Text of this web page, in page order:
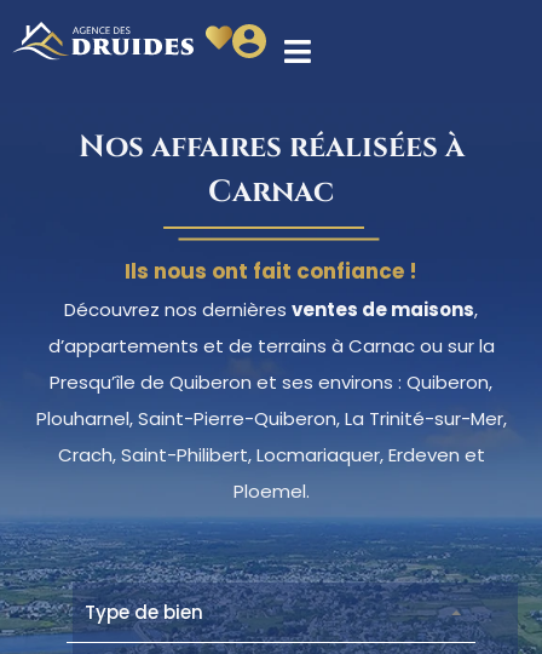
Nos affaires réalisées à
Carnac
Ils nous ont fait confiance !
Découvrez nos dernières ventes de maisons,
d’appartements et de terrains à Carnac ou sur la
Presqu’île de Quiberon et ses environs : Quiberon,
Plouharnel, Saint-Pierre-Quiberon, La Trinité-sur-Mer,
Crach, Saint-Philibert, Locmariaquer, Erdeven et
Ploemel.
Type de bien